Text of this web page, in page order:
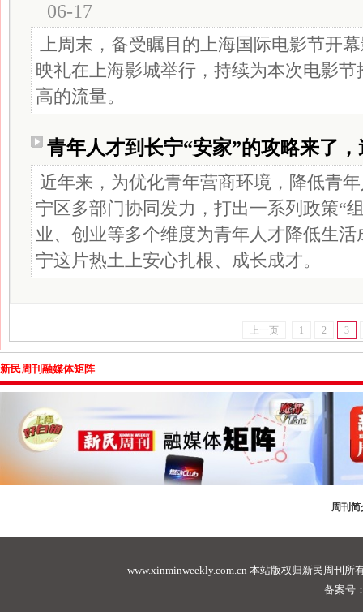
06-17
上周末，备受瞩目的上海国际电影节开
映礼在上海影城举行，持续为本次电影
高的流量。
青年人才到长宁“安家”的攻略来了
近年来，为优化青年营商环境，降低青
宁区多部门协同发力，打出一系列政策“
业、创业等多个维度为青年人才降低生
宁这片热土上安心扎根、成长成才。
上一页 1 2 3
新民周刊融媒体矩阵
周刊简
www.xinminweekly.com.cn 本站版权归新民周刊所
备案号